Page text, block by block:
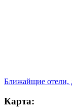
Ближайщие отели,
Карта: